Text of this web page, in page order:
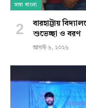
সারা বাংলা
বারহাট্টায়
শুভেচ্ছা ও বরণ
আগস্ট ৬, ২০২৬